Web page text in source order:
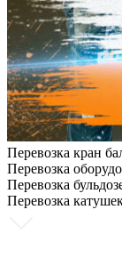
Перевозка кран
Перевозка
Перевозка
Перевозка